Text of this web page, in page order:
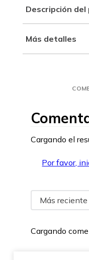
Descripción
Más detalles
Cargando el
Por favor,
Más reciente
Cargando